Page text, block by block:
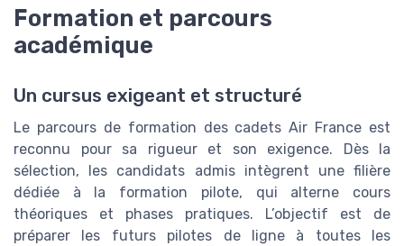
Formation et parcours
académique
Un cursus exigeant et structuré
Le parcours de formation des cadets Air France est
reconnu pour sa rigueur et son exigence. Dès la
sélection, les candidats admis intègrent une filière
dédiée à la formation pilote, qui alterne cours
théoriques et phases pratiques. L’objectif est de
préparer les futurs pilotes de ligne à toutes les